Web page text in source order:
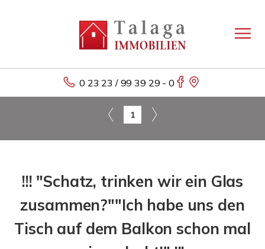
0 23 23 / 99 39 29 - 0
1
!!! "Schatz, trinken wir ein Glas
zusammen?""Ich habe uns den
Tisch auf dem Balkon schon mal